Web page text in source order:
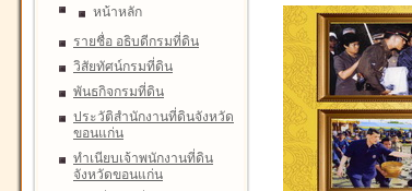
หน้าหลัก
รายชื่อ อธิบดีกรมที่ดิน
วิสัยทัศน์กรมที่ดิน
พันธกิจกรมที่ดิน
ประวัติสำนักงานที่ดินจังหวัด
ขอนแก่น
ทำเนียบเจ้าพนักงานที่ดิน
จังหวัดขอนแก่น